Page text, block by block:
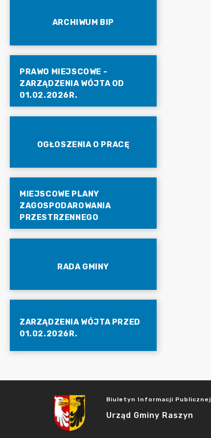
ARCHIWUM BIP
PRAWO MIEJSCOWE -
ZARZĄDZENIA WÓJTA OD
01.02.2026R.
OGŁOSZENIA O PRACĘ
MIEJSCOWE PLANY
ZAGOSPODAROWANIA
PRZESTRZENNEGO
RADA GMINY
ZARZĄDZENIA WÓJTA PRZED
01.02.2026R.
Biuletyn Informacji Publicznej
Urząd Gminy Raszyn